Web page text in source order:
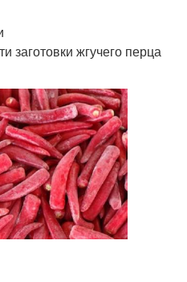
заготовки жгучего перца